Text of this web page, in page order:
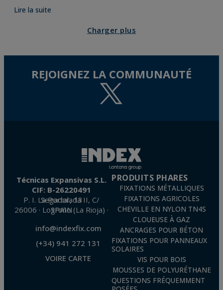
Lire la suite
Charger plus
REJOIGNEZ LA COMMUNAUTÉ
Técnicas Expansivas S.L.
CIF: B-26220491
P. I. La Portalada II, C/ Segador, 13
26006 · Logroño (La Rioja) · SPAIN
info@indexfix.com
(+34) 941 272 131
VOIRE CARTE
PRODUITS PHARES
FIXATIONS MÉTALLIQUES
FIXATIONS AGRICOLES
CHEVILLE EN NYLON TN4S
CLOUEUSE À GAZ
ANCRAGES POUR BÉTON
FIXATIONS POUR PANNEAUX
SOLAIRES
VIS POUR BOIS
MOUSSES DE POLYURÉTHANE
QUESTIONS FRÉQUEMMENT